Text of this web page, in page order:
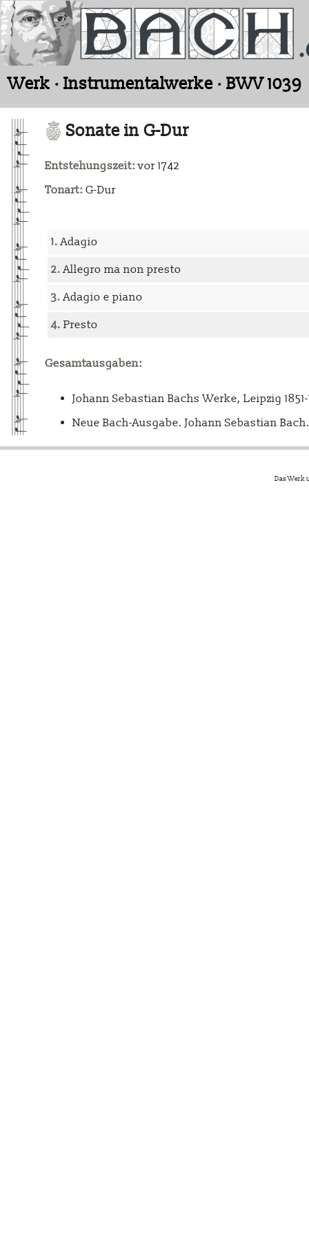
Werk · Instrumentalwerke · BWV 1039
Sonate in G-Dur
Entstehungszeit: vor 1742
Tonart: G-Dur
1.Adagio
2.Allegro ma non presto
3.Adagio e piano
4. Presto
Gesamtausgaben:
Johann Sebastian Bachs Werke, Leipzig
Neue Bach-Ausgabe. Johann Sebastian
Das Werk